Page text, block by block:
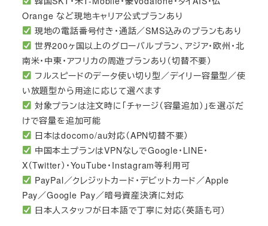
Orange など現地キャリア公式プランあり
現地の電話番号付き・通話／SMS込みのプランもあり
世界200ヶ国以上のグローバルプラン、アジア・欧州・北
南米・中東・アフリカの周遊プランあり（切替不要）
フルスピードのデータ使い切り型／デイリー容量型／使
い放題型から用途に応じて選べます
対象プランは注文時に「チャージ（容量追加）」を選ぶだ
けで容量を追加可能
日本はdocomo/au対応（APN切替不要）
中国本土プランはVPNなしでGoogle・LINE・
X（Twitter）・YouTube・Instagram等利用可
PayPal／クレジットカード・デビットカード／Apple
Pay／Google Pay／暗号資産決済に対応
日本人スタッフが日本語で丁寧に対応（英語も可）